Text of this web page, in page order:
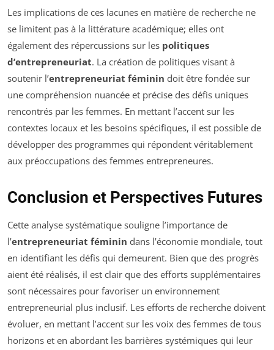
Les implications de ces lacunes en matière de recherche ne
se limitent pas à la littérature académique; elles ont
également des répercussions sur les politiques
d’entrepreneuriat. La création de politiques visant à
soutenir l’entrepreneuriat féminin doit être fondée sur
une compréhension nuancée et précise des défis uniques
rencontrés par les femmes. En mettant l’accent sur les
contextes locaux et les besoins spécifiques, il est possible de
développer des programmes qui répondent véritablement
aux préoccupations des femmes entrepreneures.
Conclusion et Perspectives Futures
Cette analyse systématique souligne l’importance de
l’entrepreneuriat féminin dans l’économie mondiale, tout
en identifiant les défis qui demeurent. Bien que des progrès
aient été réalisés, il est clair que des efforts supplémentaires
sont nécessaires pour favoriser un environnement
entrepreneurial plus inclusif. Les efforts de recherche doivent
évoluer, en mettant l’accent sur les voix des femmes de tous
horizons et en abordant les barrières systémiques qui leur